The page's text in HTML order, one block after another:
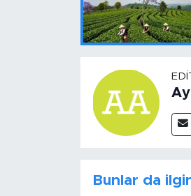
Bunlar da